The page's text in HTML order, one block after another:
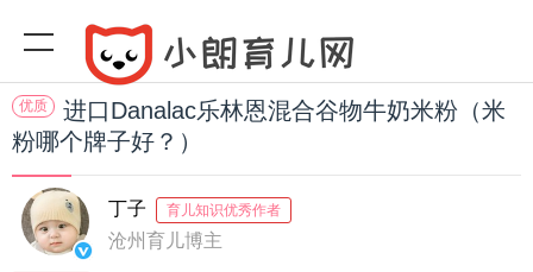
优质
进口Danalac乐林恩混合谷物牛奶米粉（米
粉哪个牌子好？）
丁子 育儿知识优秀作者
沧州育儿博主